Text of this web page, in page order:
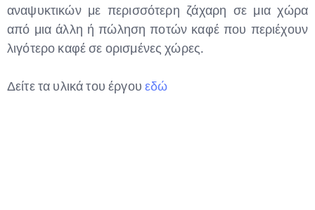
αναψυκτικών με περισσότερη ζάχαρη σε μια χώρα
από μια άλλη ή πώληση ποτών καφέ που περιέχουν
λιγότερο καφέ σε ορισμένες χώρες.
Δείτε τα υλικά του έργουεδώ